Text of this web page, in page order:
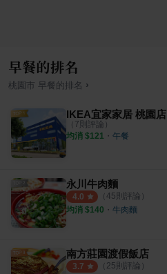
早餐的排名
桃園市 早餐的排名 ›
IKEA宜家家居 桃園店
（ 7則評論）
均消 $121 ・ 午餐
永川牛肉麵
4.0 （ 45則評論）
均消 $140 ・ 牛肉麵
南方莊園渡假飯店
3.7 （ 25則評論）